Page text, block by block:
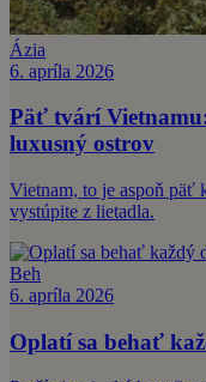
Ázia
6. apríla 2026
Päť tvárí
luxusný ostrov
Vietnam, to je aspoň päť
vystúpite z lietadla.
Beh
6. apríla 2026
Oplatí sa behať